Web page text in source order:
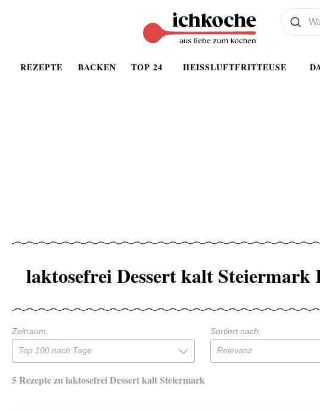
REZEPTE BACKEN TOP 24 HEISSLUFTFRITTEUSE
Was wollen
Suchen
laktosefrei Dessert kalt Steiermark
Zeitraum:
Top 100 nach Tage
Sortiert nach:
Relevanz
5 Rezepte zu laktosefrei Dessert kalt Steiermark